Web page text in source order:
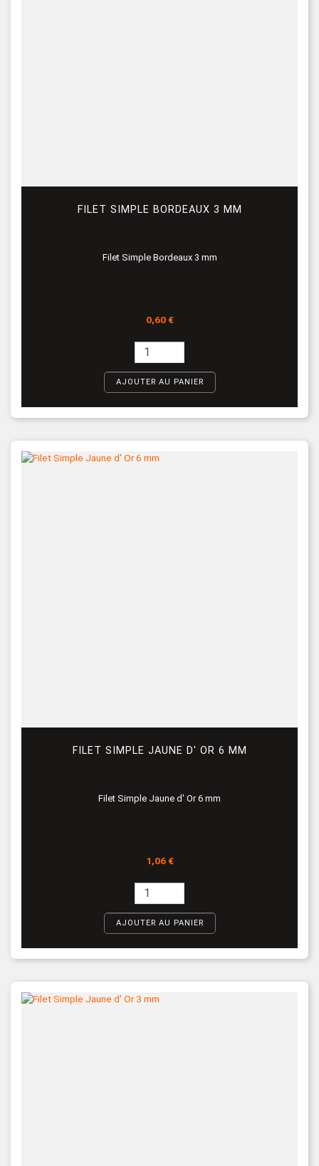
FILET SIMPLE BORDEAUX 3 MM
Filet Simple Bordeaux 3 mm
Prix
0,60 €
AJOUTER AU PANIER
FILET SIMPLE JAUNE D' OR 6 MM
Filet Simple Jaune d' Or 6 mm
Prix
1,06 €
AJOUTER AU PANIER